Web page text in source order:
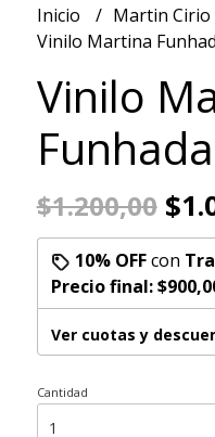
Inicio
Martin Cirio
Vinilo Martina
Vinilo
Funhada
$1.200,00
10% OFFcon
Precio final:
Ver cuotas y
Cantidad